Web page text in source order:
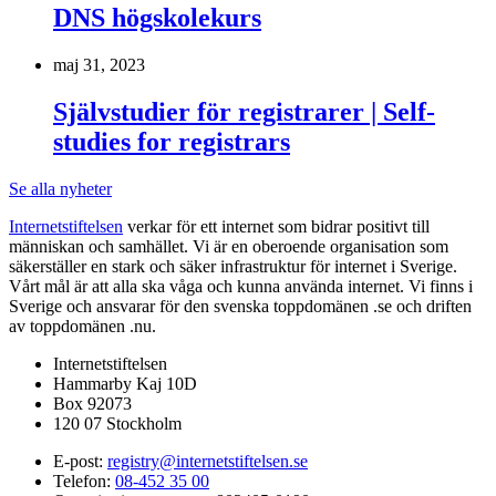
DNS högskolekurs
maj 31, 2023
Självstudier för registrarer | Self-
studies for registrars
Se alla nyheter
Internetstiftelsen verkar för ett internet som bidrar positivt till
människan och samhället. Vi är en oberoende organisation som
säkerställer en stark och säker infrastruktur för internet i Sverige.
Vårt mål är att alla ska våga och kunna använda internet. Vi finns i
Sverige och ansvarar för den svenska toppdomänen .se och driften
av toppdomänen .nu.
Internetstiftelsen
Hammarby Kaj 10D
Box 92073
120 07 Stockholm
E-post: registry@internetstiftelsen.se
Telefon: 08-452 35 00